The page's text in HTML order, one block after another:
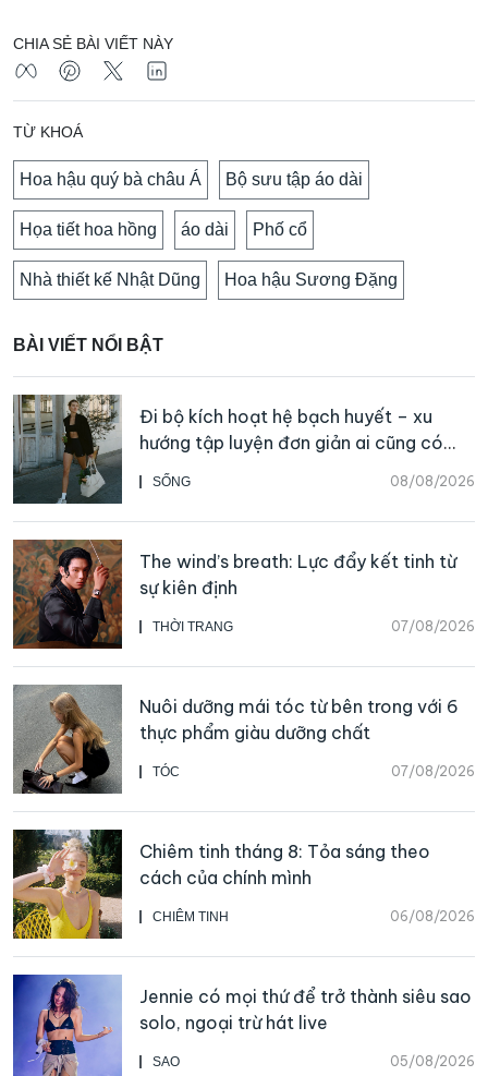
CHIA SẺ BÀI VIẾT NÀY
TỪ KHOÁ
Hoa hậu quý bà châu Á Bộ sưu tập áo dài
Họa tiết hoa hồng áo dài Phố cổ
Nhà thiết kế Nhật Dũng Hoa hậu Sương Đặng
BÀI VIẾT NỔI BẬT
SỐNG 08/08/2026
Đi bộ kích hoạt hệ bạch huyết – xu
hướng tập luyện đơn giản ai cũng có
thể bắt đầu
THỜI TRANG 07/08/2026
The wind’s breath: Lực đẩy kết tinh từ
sự kiên định
TÓC 07/08/2026
Nuôi dưỡng mái tóc từ bên trong với 6
thực phẩm giàu dưỡng chất
CHIÊM TINH 06/08/2026
Chiêm tinh tháng 8: Tỏa sáng theo
cách của chính mình
SAO 05/08/2026
Jennie có mọi thứ để trở thành siêu sao
solo, ngoại trừ hát live